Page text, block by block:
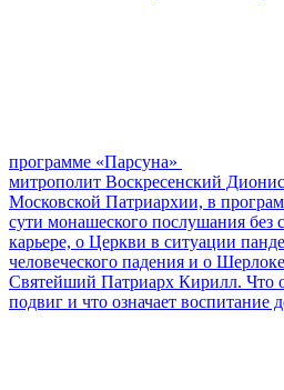
программе «Парсуна»
митрополит Воскресенский
Московской Патриархии, в
сути монашеского послушания без
карьере, о Церкви в ситуации
человеческого падения и о
Святейший Патриарх Кирилл. Что
подвиг и что означает воспитание